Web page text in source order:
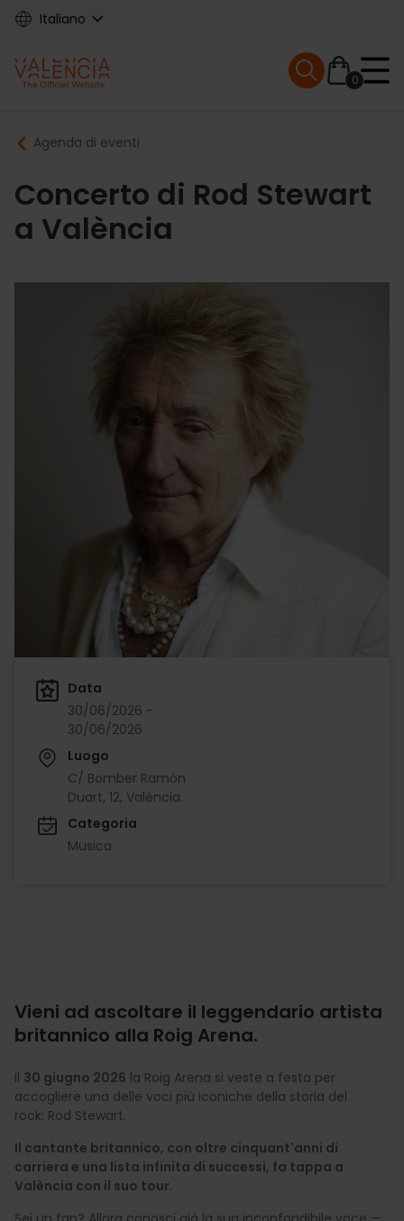
Skip
content
Italiano
Main
navigation
0
Mobile menu
Breadcrumb
Agenda di eventi
Concerto di Rod Stewart
a València
Data
30/06/2026 -
30/06/2026
Luogo
C/ Bomber Ramón
Duart, 12, València.
Categoria
Musica
Vieni ad ascoltare il leggendario artista
britannico alla Roig Arena.
Il 30 giugno 2026 la Roig Arena si veste a festa per
accogliere una delle voci più iconiche della storia del
rock: Rod Stewart.
Il cantante britannico, con oltre cinquant'anni di
carriera e una lista infinita di successi, fa tappa a
València con il suo tour.